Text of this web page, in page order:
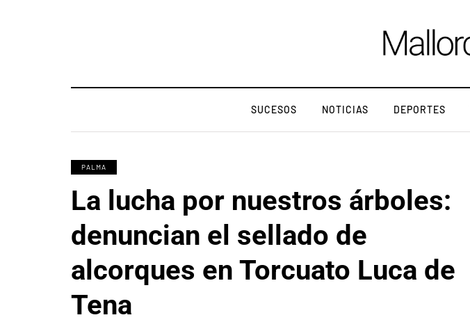
SUCESOS NOTICIAS DEPORTES
PALMA
La lucha por nuestros árboles:
denuncian el sellado de
alcorques en Torcuato Luca de
Tena